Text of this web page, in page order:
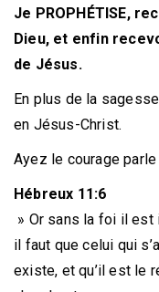
Je PROPHÉTISE,
Dieu, et enfin
de Jésus.
En plus de la
en Jésus-Christ.
Ayez le courage
Hébreux 11:6
» Or sans la foi il est
il faut que celui qui
existe, et qu’il est le